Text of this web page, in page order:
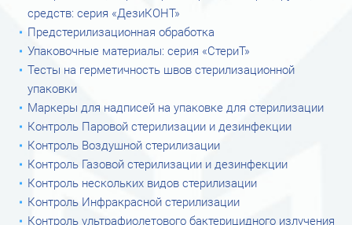
средств: серия «ДезиКОНТ»
Предстерилизационная обработка
Упаковочные материалы: серия «СтериТ»
Тесты на герметичность швов стерилизационной
упаковки
Маркеры для надписей на упаковке для стерилизации
Контроль Паровой стерилизации и дезинфекции
Контроль Воздушной стерилизации
Контроль Газовой стерилизации и дезинфекции
Контроль нескольких видов стерилизации
Контроль Инфракрасной стерилизации
Контроль ультрафиолетового бактерицидного излучения